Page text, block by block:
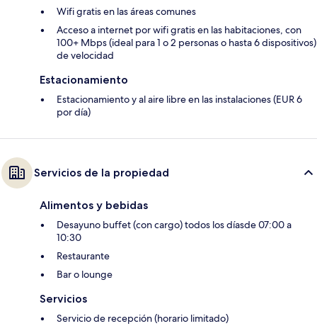
Wifi gratis en las áreas comunes
Acceso a internet por wifi gratis en las habitaciones, con
100+ Mbps (ideal para 1 o 2 personas o hasta 6 dispositivos)
de velocidad
Estacionamiento
Estacionamiento y al aire libre en las instalaciones (EUR 6
por día)
Servicios de la propiedad
Alimentos y bebidas
Desayuno buffet (con cargo) todos los díasde 07:00 a
10:30
Restaurante
Bar o lounge
Servicios
Servicio de recepción (horario limitado)